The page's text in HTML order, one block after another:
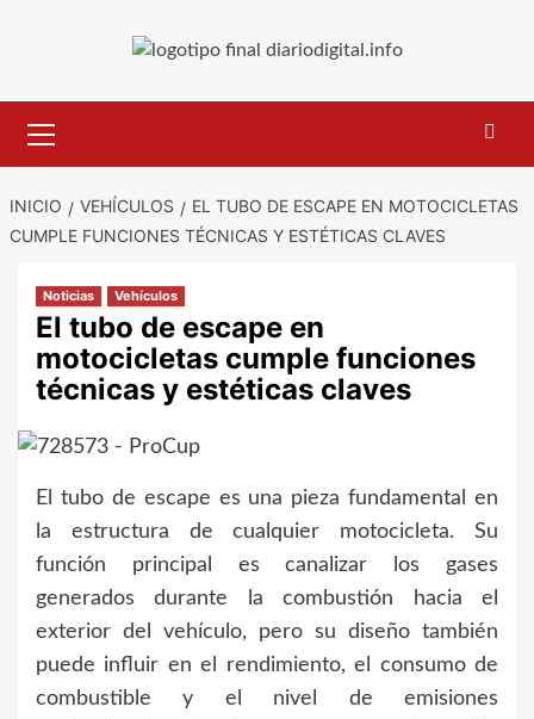
primario
INICIO VEHÍCULOS
EL TUBO DE ESCAPE EN MOTOCICLETAS
CUMPLE FUNCIONES TÉCNICAS Y ESTÉTICAS CLAVES
Noticias Vehículos
El tubo de escape en
motocicletas cumple funciones
técnicas y estéticas claves
El tubo de escape es una pieza fundamental en
la estructura de cualquier motocicleta. Su
función principal es canalizar los gases
generados durante la combustión hacia el
exterior del vehículo, pero su diseño también
puede influir en el rendimiento, el consumo de
combustible y el nivel de emisiones